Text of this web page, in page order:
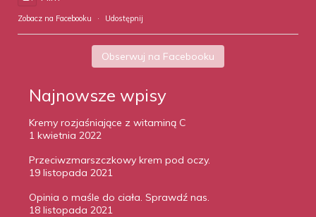
Zobacz na Facebooku · Udostępnij
Obserwuj na Facebooku
Najnowsze wpisy
Kremy rozjaśniające z witaminą C
1 kwietnia 2022
Przeciwzmarszczkowy krem pod oczy.
19 listopada 2021
Opinia o maśle do ciała. Sprawdź nas.
18 listopada 2021